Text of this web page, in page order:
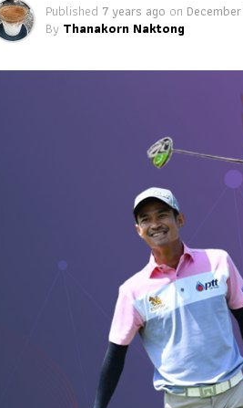
Published 7 years ago on
By Thanakorn Naktong